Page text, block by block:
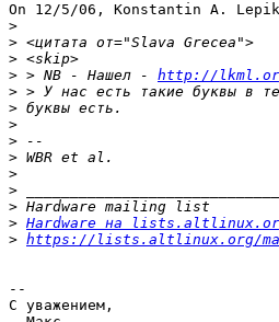
On 12/5/06, Konstantin A.
>
>
>
> > NB - Нашел - http://
>
>
>
>
>
>
>
>
> Hardware на
> https://lists.altlinux.org/
--
С уважением,